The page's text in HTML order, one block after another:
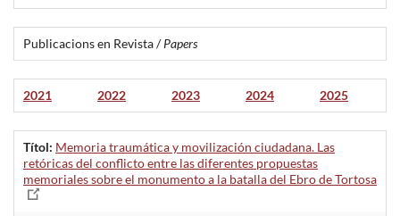
Publicacions en Revista /Papers
2021 2022 2023 2024 2025
Títol: Memoria traumática y movilización ciudadana. Las
retóricas del conflicto entre las diferentes propuestas
memoriales sobre el monumento a la batalla del Ebro de Tortosa